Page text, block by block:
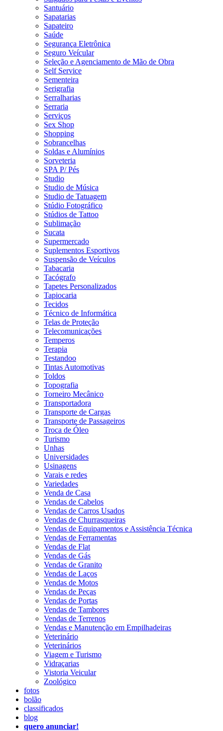
Santuário
Sapatarias
Sapateiro
Saúde
Segurança Eletrônica
Seguro Veícular
Seleção e Agenciamento de Mão de Obra
Self Service
Sementeira
Serigrafia
Serralharias
Serraria
Serviços
Sex Shop
Shopping
Sobrancelhas
Soldas e Alumínios
Sorveteria
SPA P/ Pés
Studio
Studio de Música
Studio de Tatuagem
Stúdio Fotográfico
Stúdios de Tattoo
Sublimação
Sucata
Supermercado
Suplementos Esportivos
Suspensão de Veículos
Tabacaria
Tacógrafo
Tapetes Personalizados
Tapiocaria
Tecidos
Técnico de Informática
Telas de Proteção
Telecomunicações
Temperos
Terapia
Testandoo
Tintas Automotivas
Toldos
Topografia
Torneiro Mecânico
Transportadora
Transporte de Cargas
Transporte de Passageiros
Troca de Óleo
Turismo
Unhas
Universidades
Usinagens
Varais e redes
Variedades
Venda de Casa
Vendas de Cabelos
Vendas de Carros Usados
Vendas de Churrasqueiras
Vendas de Equipamentos e Assistência Técnica
Vendas de Ferramentas
Vendas de Flat
Vendas de Gás
Vendas de Granito
Vendas de Laços
Vendas de Motos
Vendas de Peças
Vendas de Portas
Vendas de Tambores
Vendas de Terrenos
Vendas e Manutenção em Empilhadeiras
Veterinário
Veterinários
Viagem e Turismo
Vidraçarias
Vistoria Veicular
Zoológico
fotos
bolão
classificados
blog
quero anunciar!